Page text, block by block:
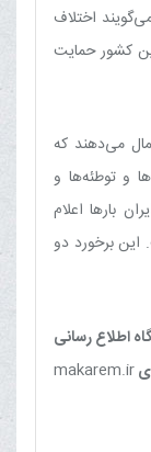
اختلاف
کشور حمایت
می‌دهند که
و توطئه‌ها و
بارها اعلام
برخورد دو
اطلاع رسانی
makarem.ir